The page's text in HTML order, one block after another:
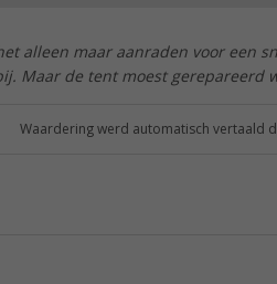
alleen maar aanraden voor een
Maar de tent moest gerepareerd
Waardering werd automatisch vertaald